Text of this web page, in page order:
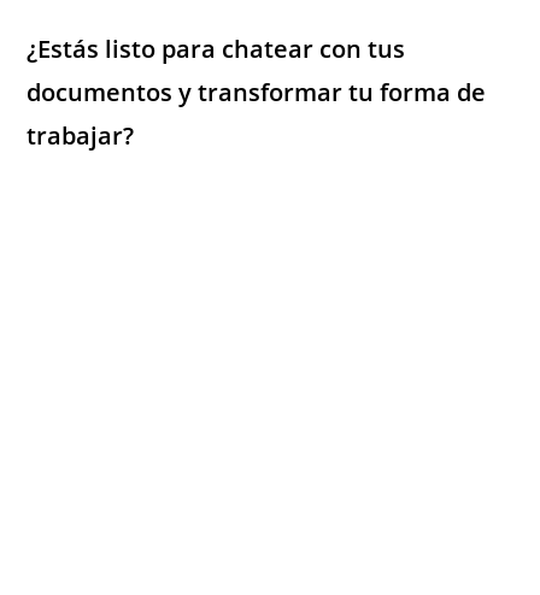
¿Estás listo para chatear con tus
documentos y transformar tu forma de
trabajar?